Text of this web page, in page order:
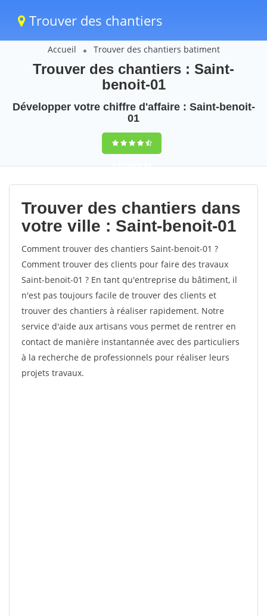
Trouver des chantiers
Accueil Trouver des chantiers batiment
Trouver des chantiers : Saint-
benoit-01
Développer votre chiffre d'affaire : Saint-benoit-
01
9,5(100%)69
votes
Trouver des chantiers dans
votre ville : Saint-benoit-01
Comment trouver des chantiers Saint-benoit-01 ?
Comment trouver des clients pour faire des travaux
Saint-benoit-01 ? En tant qu'entreprise du bâtiment, il
n'est pas toujours facile de trouver des clients et
trouver des chantiers à réaliser rapidement. Notre
service d'aide aux artisans vous permet de rentrer en
contact de manière instantannée avec des particuliers
à la recherche de professionnels pour réaliser leurs
projets travaux.